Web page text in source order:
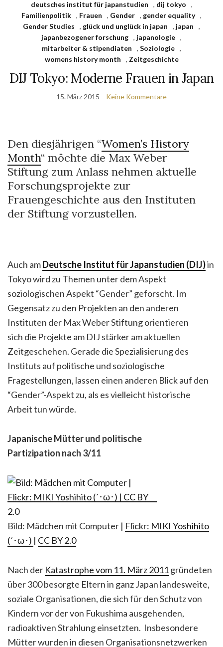
deutsches institut für japanstudien
, dij tokyo
,
Familienpolitik , Frauen , Gender , gender equality ,
Gender Studies
, glück und unglück in japan , japan
,
japanbezogener forschung , japanologie ,
mitarbeiter & stipendiaten
, Soziologie ,
womens history month
, Zeitgeschichte
DIJ Tokyo: Moderne Frauen in Japan
15. März 2015 Keine Kommentare
Den diesjährigen “Women’s History
Month“ möchte die Max Weber
Stiftung zum Anlass nehmen aktuelle
Forschungsprojekte zur
Frauengeschichte aus den Instituten
der Stiftung vorzustellen.
Auch amDeutsche Institut für Japanstudien (DIJ)in
Tokyowird zu Themen unter dem Aspekt
soziologischen Aspekt “Gender” geforscht. Im
Gegensatz zu den Projekten an den anderen
Instituten der Max Weber Stiftung orientieren
sich die Projekte am DIJ stärker am aktuellen
Zeitgeschehen. Gerade die Spezialisierung des
Instituts auf politische und soziologische
Fragestellungen, lassen einen anderen Blick auf den
“Gender”-Aspekt zu, als es vielleicht historische
Arbeit tun würde.
Japanische Mütter und politische
Partizipation nach 3/11
Bild: Mädchen mit Computer | Flickr: MIKI Yoshihito
(´･ω･) | CC BY 2.0
Nach der Katastrophe vom 11. März 2011gründeten
über 300 besorgte Eltern in ganz Japan landesweite,
soziale Organisationen, die sich für den Schutz von
Kindern vor der von Fukushima ausgehenden,
radioaktiven Strahlung einsetzten. Insbesondere
Mütter wurden in diesen Organisationsnetzwerken